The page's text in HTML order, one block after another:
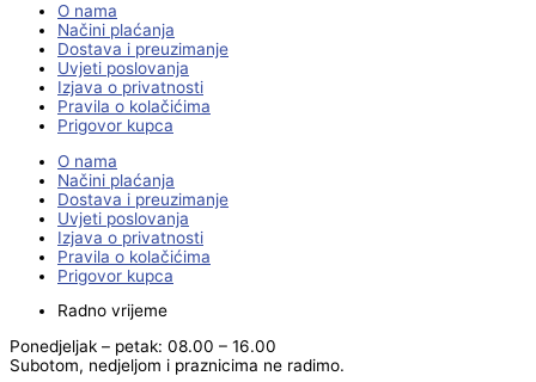
O nama
Načini plaćanja
Dostava i preuzimanje
Uvjeti poslovanja
Izjava o privatnosti
Pravila o kolačićima
Prigovor kupca
O nama
Načini plaćanja
Dostava i preuzimanje
Uvjeti poslovanja
Izjava o privatnosti
Pravila o kolačićima
Prigovor kupca
Radno vrijeme
Ponedjeljak – petak: 08.00 – 16.00
Subotom, nedjeljom i praznicima ne radimo.